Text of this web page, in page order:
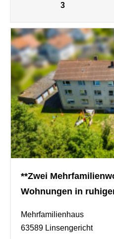
3
**Zwei
Wohnungen in
Mehrfamilienhaus
63589 Linsengericht